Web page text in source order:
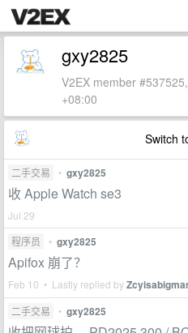
gxy2825
V2EX member
+08:00
Switch
二手交易 • gxy2825
收 Apple Watch se3
Jul 29
程序员
• gxy2825
Apifox 崩了？
Feb 10 • Lastly replied by
二手交易 • gxy2825